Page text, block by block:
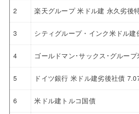
2 楽天グループ 米ドル建 永久劣後
3 シティグループ・インク米ドル
4 ゴールドマン･サックス･グルー
5 ドイツ銀行 米ドル建劣後社債
6 米ドル建トルコ国債